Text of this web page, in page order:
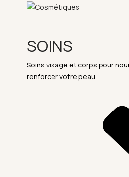
SOINS
Soins visage et corps pour
renforcer votre peau.